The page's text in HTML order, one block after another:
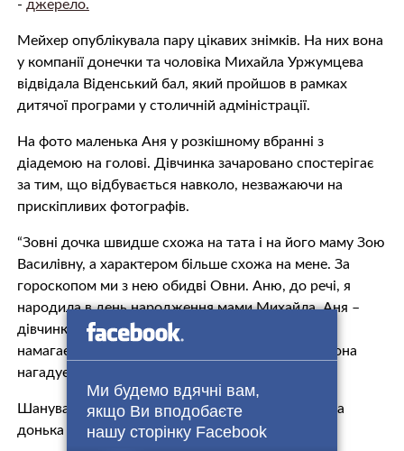
Ми будемо вдячні вам,
якщо Ви вподобаєте
нашу сторінку Facebook
- джерело.
Мейхер опублікувала пару цікавих знімків. На них вона
у компанії донечки та чоловіка Михайла Уржумцева
відвідала Віденський бал, який пройшов в рамках
дитячої програми у столичній адміністрації.
На фото маленька Аня у розкішному вбранні з
діадемою на голові. Дівчинка зачаровано спостерігає
за тим, що відбувається навколо, незважаючи на
прискіпливих фотографів.
“Зовні дочка швидше схожа на тата і на його маму Зою
Василівну, а характером більше схожа на мене. За
гороскопом ми з нею обидві Овни. Аню, до речі, я
народила в день народження мами Михайла. Аня –
дівчинка з характером, відстоює свої права і
намагається досягати всього, чого хоче. І цим вона
нагадує мене”, – написала зіркова матуся.
Шанувальники погодились із Надією, що 5-річна
донька зовні дійсно більше схожа на батька.